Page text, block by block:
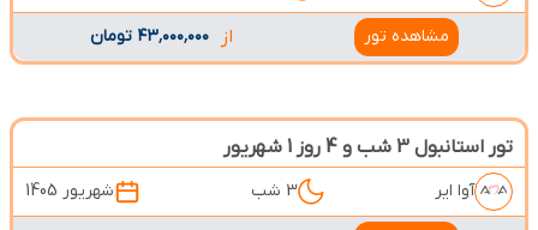
مشاهده تور از ۴۳٬۰۰۰٬۰۰۰ تومان
تور استانبول 3 شب و 4 روز 1 شهریور
آوا ایر 3 شب شهریور 1405